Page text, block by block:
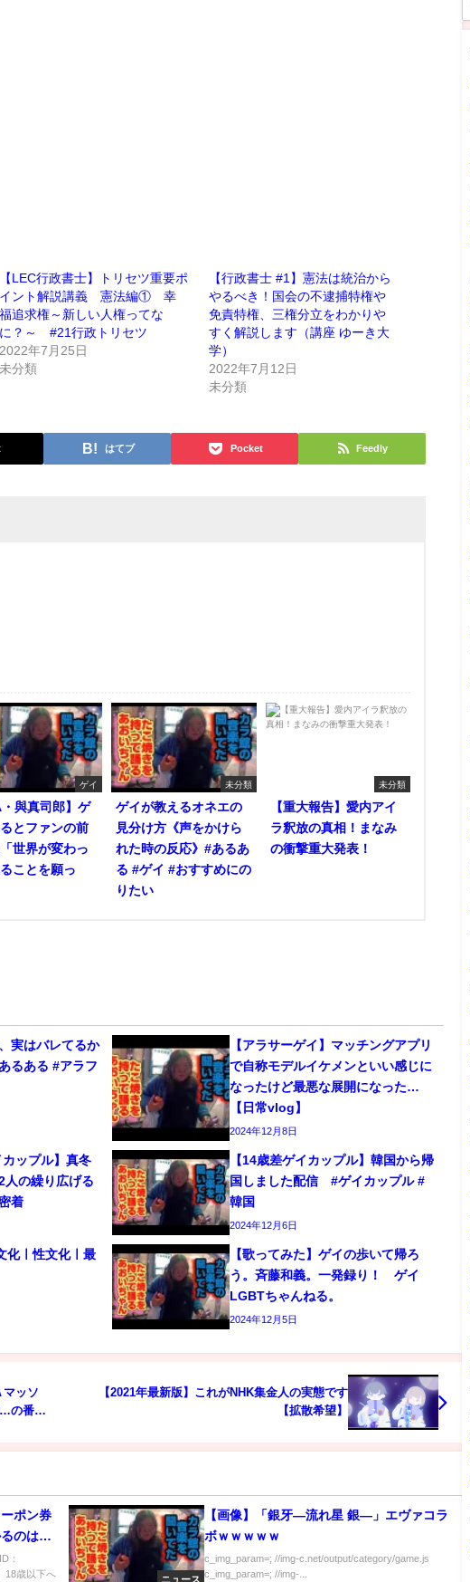
【LEC行政書士】トリセツ重要ポ
イント解説講義 憲法編① 幸
福追求権～新しい人権ってな
に？～ #21行政トリセツ
2022年7月25日
未分類
【行政書士 #1】憲法は統治から
やるべき！国会の不逮捕特権や
免責特権、三権分立をわかりや
すく解説します（講座 ゆーき大
学）
2022年7月12日
未分類
はてブ Pocket Feedly
ゲイ
・與真司郎】ゲ
とファンの前
世界が変わっ
ことを願っ
未分類
ゲイが教えるオネエの
見分け方《声をかけら
れた時の反応》#あるあ
る #ゲイ #おすすめにの
りたい
未分類
【重大報告】愛内アイ
ラ釈放の真相！まなみ
の衝撃重大発表！
実はバレてるか
るある #アラフ
【アラサーゲイ】マッチングアプリ
で自称モデルイケメンといい感じに
なったけど最悪な展開になった…
【日常vlog】
2024年12月8日
カップル】真冬
の繰り広げる
着
【14歳差ゲイカップル】韓国から帰
国しました配信 #ゲイカップル #
韓国
2024年12月6日
化ㅣ性文化ㅣ最
【歌ってみた】ゲイの歩いて帰ろ
う。斉藤和義。一発録り！ ゲイ
LGBTちゃんねる。
2024年12月5日
ッソ
の番組
【2021年最新版】これがNHK集金人の実態です
【拡散希望】
ポン券
のはや
・・」
：
18歳以下へ
ニュース
【画像】「銀牙―流れ星 銀―」エヴァコラ
ボｗｗｗｗｗ
c_img_param=; //img-c.net/output/category/game.js
c_img_param=; //img-...